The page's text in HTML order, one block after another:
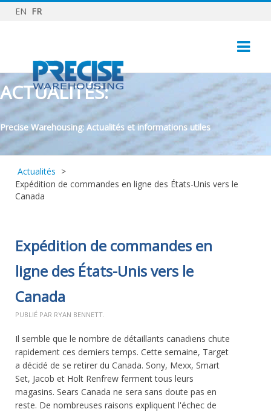
EN FR
ACTUALITÉS:
Precise Warehousing: Actualités et informations utiles
Actualités >
Expédition de commandes en ligne des États-Unis vers le
Canada
Expédition de commandes en
ligne des États-Unis vers le
Canada
PUBLIÉ PAR RYAN BENNETT.
Il semble que le nombre de détaillants canadiens chute
rapidement ces derniers temps. Cette semaine, Target
a décidé de se retirer du Canada. Sony, Mexx, Smart
Set, Jacob et Holt Renfrew ferment tous leurs
magasins. Sears Canada ne sera sans doute pas en
reste. De nombreuses raisons expliquent l'échec de